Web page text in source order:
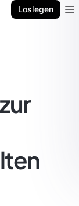
Loslegen